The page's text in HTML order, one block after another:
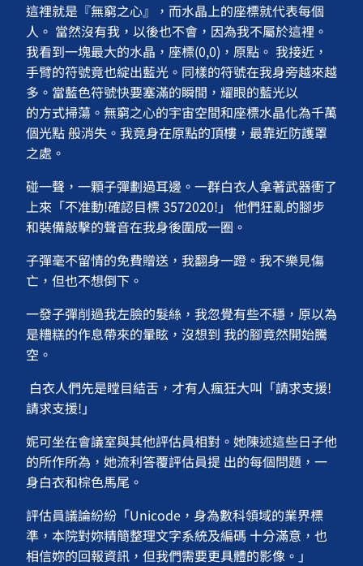
這裡就是『無窮之心』，而水晶上的座標就代表每個
人。 當然沒有我，以後也不會，因為我不屬於這裡。
我看到一塊最大的水晶，座標(0,0)，原點。 我接近，
手臂的符號竟也綻出藍光。同樣的符號在我身旁越來越
多。當藍色符號快要塞滿的瞬間，耀眼的藍光以
的方式掃蕩。無窮之心的宇宙空間和座標水晶化為千萬
個光點 般消失。我竟身在原點的頂樓，最靠近防護罩
之處。
碰一聲，一顆子彈劃過耳邊。一群白衣人拿著武器衝了
上來「不准動!確認目標 3572020!」 他們狂亂的腳步
和裝備敲擊的聲音在我身後圍成一圈。
子彈毫不留情的免費贈送，我翻身一蹬。我不樂見傷
亡，但也不想倒下。
一發子彈削過我左臉的髮絲，我忽覺有些不穩，原以為
是糟糕的作息帶來的暈眩，沒想到 我的腳竟然開始騰
空。
白衣人們先是瞠目結舌，才有人瘋狂大叫「請求支援!
請求支援!」
妮可坐在會議室與其他評估員相對。她陳述這些日子他
的所作所為，她流利答覆評估員提 出的每個問題，一
身白衣和棕色馬尾。
評估員議論紛紛「Unicode，身為數科領域的業界標
準，本院對妳精簡整理文字系統及編碼 十分滿意，也
相信妳的回報資訊，但我們需要更具體的影像。」